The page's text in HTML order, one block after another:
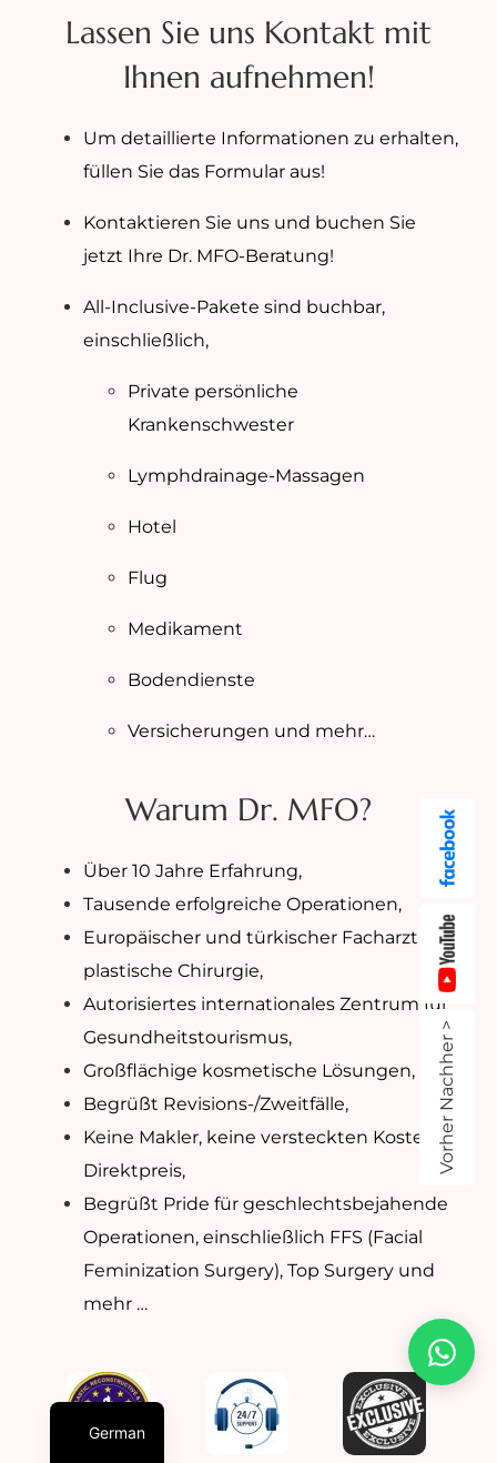
Lassen Sie uns Kontakt mit
Ihnen aufnehmen!
Um detaillierte Informationen zu erhalten,
füllen Sie das Formular aus!
Kontaktieren Sie uns und buchen Sie
jetzt Ihre Dr. MFO-Beratung!
All-Inclusive-Pakete sind buchbar,
einschließlich,
Private persönliche
Krankenschwester
Lymphdrainage-Massagen
Hotel
Flug
Medikament
Bodendienste
Versicherungen und mehr…
Warum Dr. MFO?
Über 10 Jahre Erfahrung,
Tausende erfolgreiche Operationen,
Europäischer und türkischer Facharzt für
plastische Chirurgie,
Autorisiertes internationales Zentrum für
Gesundheitstourismus,
Großflächige kosmetische Lösungen,
Begrüßt Revisions-/Zweitfälle,
Keine Makler, keine versteckten Kosten –
Direktpreis,
Begrüßt Pride für geschlechtsbejahende
Operationen, einschließlich FFS (Facial
Feminization Surgery), Top Surgery und
mehr …
Vorher Nachher >
German